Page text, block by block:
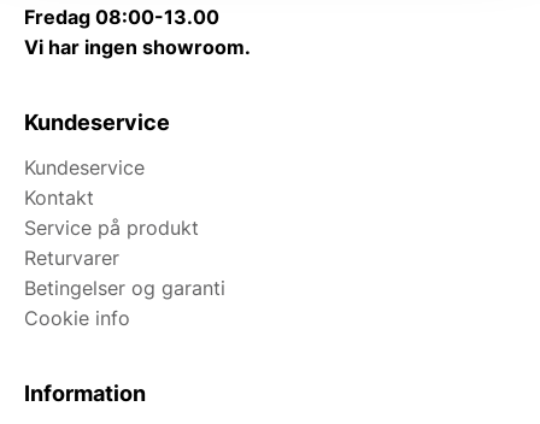
Fredag 08:00-13.00
Vi har ingen showroom.
Kundeservice
Kundeservice
Kontakt
Service på produkt
Returvarer
Betingelser og garanti
Cookie info
Information